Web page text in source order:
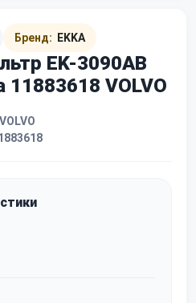
Бренд: EKKA
EK-3090AB
11883618 VOLVO